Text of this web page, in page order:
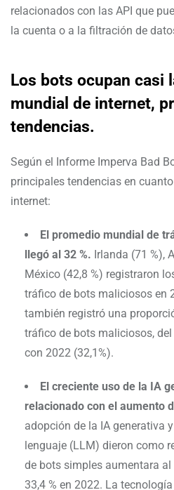
relacionados con las API que
la cuenta o a la filtración de
Los bots ocupan casi
mundial de internet,
tendencias.
Según el Informe Imperva Bad
principales tendencias en
internet:
El promedio mundial de
llegó al 32 %. Irlanda (71 %),
México (42,8 %) registraron
tráfico de bots maliciosos en
también registró una
tráfico de bots maliciosos,
con 2022 (32,1%).
El creciente uso de la IA
relacionado con el aumento
adopción de la IA generativa
lenguaje (LLM) dieron como
de bots simples aumentara al
33,4 % en 2022. La